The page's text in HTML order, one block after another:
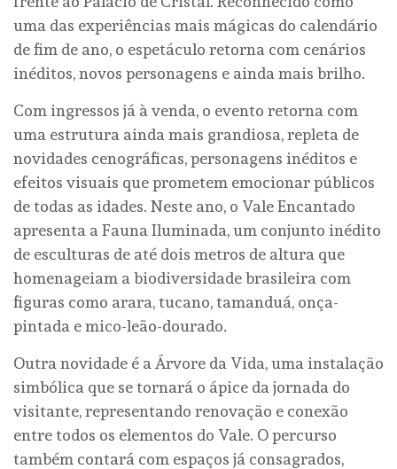
uma das experiências mais mágicas do calendário
de fim de ano, o espetáculo retorna com cenários
inéditos, novos personagens e ainda mais brilho.
Com ingressos já à venda, o evento retorna com
uma estrutura ainda mais grandiosa, repleta de
novidades cenográficas, personagens inéditos e
efeitos visuais que prometem emocionar públicos
de todas as idades. Neste ano, o Vale Encantado
apresenta a Fauna Iluminada, um conjunto inédito
de esculturas de até dois metros de altura que
homenageiam a biodiversidade brasileira com
figuras como arara, tucano, tamanduá, onça-
pintada e mico-leão-dourado.
Outra novidade é a Árvore da Vida, uma instalação
simbólica que se tornará o ápice da jornada do
visitante, representando renovação e conexão
entre todos os elementos do Vale. O percurso
também contará com espaços já consagrados,